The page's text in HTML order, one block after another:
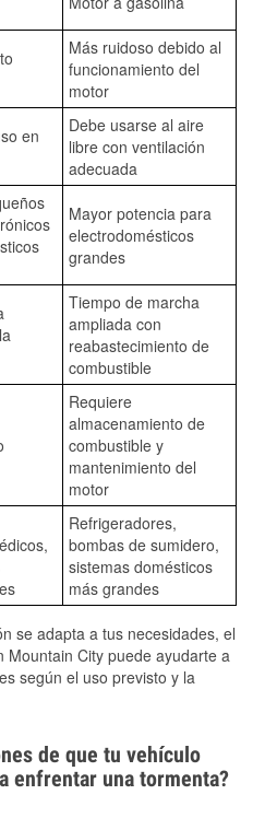
Más ruidoso debido al
funcionamiento del
motor
en
Debe usarse al aire
libre con ventilación
adecuada
Mayor potencia para
electrodomésticos
grandes
Tiempo de marcha
ampliada con
reabastecimiento de
combustible
Requiere
almacenamiento de
combustible y
mantenimiento del
motor
Refrigeradores,
bombas de sumidero,
sistemas domésticos
más grandes
se adapta a tus necesidades, el
Mountain City puede ayudarte a
según el uso previsto y la
de que tu vehículo
enfrentar una tormenta?